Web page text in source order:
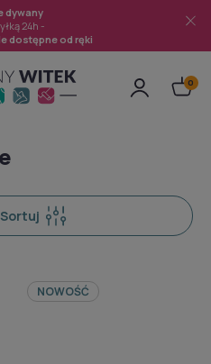
dywany
24h -
dostępne od ręki
NOWOŚĆ